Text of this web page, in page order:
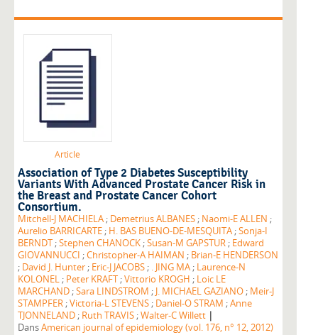
Article
Association of Type 2 Diabetes Susceptibility
Variants With Advanced Prostate Cancer Risk in
the Breast and Prostate Cancer Cohort
Consortium.
Mitchell-J MACHIELA ; Demetrius ALBANES ; Naomi-E ALLEN ;
Aurelio BARRICARTE ; H. BAS BUENO-DE-MESQUITA ;Sonja-I
BERNDT ;Stephen CHANOCK ;Susan-M GAPSTUR ; Edward
GIOVANNUCCI ;Christopher-A HAIMAN ; Brian-E HENDERSON
; David J. Hunter ; Eric-J JACOBS ; . JING MA ; Laurence-N
KOLONEL ; Peter KRAFT ;Vittorio KROGH ; Loic LE
MARCHAND ;Sara LINDSTROM ; J. MICHAEL GAZIANO ; Meir-J
STAMPFER ;Victoria-L STEVENS ; Daniel-O STRAM ;Anne
TJONNELAND ; Ruth TRAVIS ;Walter-C Willett |
DansAmerican journal of epidemiology (vol. 176, n° 12, 2012)